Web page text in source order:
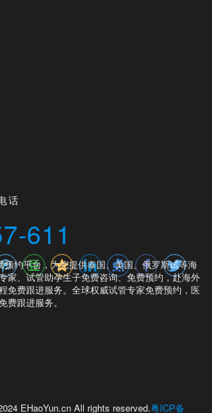
话
611
预约平台，为您提供泰国、美国、俄罗斯试等海
家、试管助孕生子免费咨询、免费预约，赴海外
免费跟进服务。全球权威试管专家免费预约，医
费跟进服务。
EHaoYun.cn All rights reserved.粤ICP备